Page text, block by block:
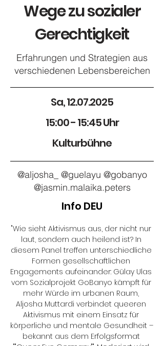
Wege zu sozialer
Gerechtigkeit
Erfahrungen und Strategien aus
verschiedenen Lebensbereichen
Sa,12.07.2025
15:00 - 15:45 Uhr
Kulturbühne
@aljosha_ @guelayu @gobanyo
@jasmin.malaika.peters
Info DEU
"Wie sieht Aktivismus aus, der nicht nur
laut, sondern auch heilend ist? In
diesem Panel treffen unterschiedliche
Formen gesellschaftlichen
Engagements aufeinander: Gülay Ulas
vom Sozialprojekt GoBanyo kämpft für
mehr Würde im urbanen Raum,
Aljosha Muttardi verbindet queeren
Aktivismus mit einem Einsatz für
körperliche und mentale Gesundheit –
bekannt aus dem Erfolgsformat